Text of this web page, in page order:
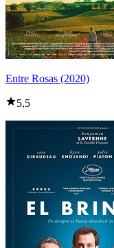
Entre Rosas (2020)
5,5